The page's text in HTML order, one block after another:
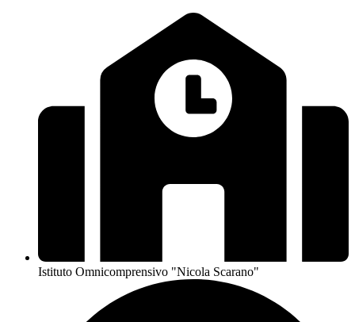
Istituto Omnicomprensivo "Nicola Scarano"